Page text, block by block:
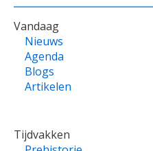
VOET
Vandaag
Nieuws
Agenda
Blogs
Artikelen
Tijdvakken